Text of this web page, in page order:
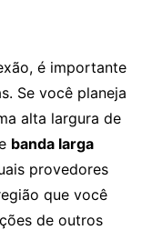
é importante
Se você planeja
alta largura de
banda larga
provedores
que você
de outros